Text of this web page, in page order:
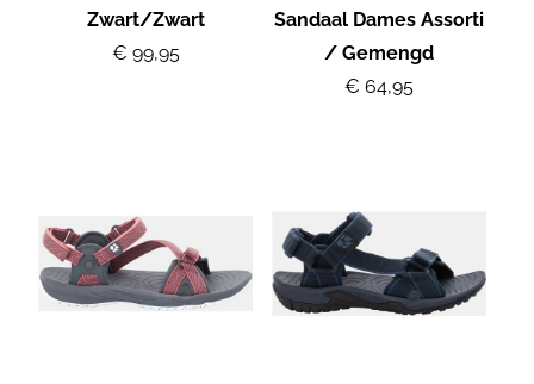
Zwart/Zwart
€ 99,95
Sandaal Dames Assorti
/ Gemengd
€ 64,95